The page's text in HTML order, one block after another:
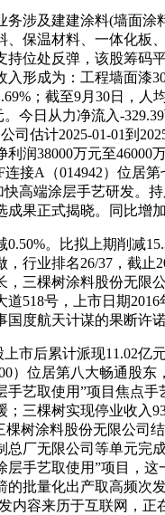
涉及建建涂料(墙面涂
、保温材料、一体化板
持位处反弹，该股筹码
入形成为：工程墙面漆
；截至9月30日，人
。今日从力净流入-
司估计2025-01-01到
利润38000万元至46000
连接A（014942）位居
快高端涂层手艺研发。
果正式揭晓。同比增加
。比拟上期削减
，行业排名26/37，截止
，三棵树涂料股份无限
道518号，上市日期
国度航天计谋的果断许
后累计派现11.02亿
）位居第八大畅通股东
手艺取使用”项目焦点手
；三棵树实现停业收入
棵树涂料股份无限公司
总厂无限公司等单元完
层手艺取使用”项目，这
的批量化出产取高频次
内容来历于互联网，正